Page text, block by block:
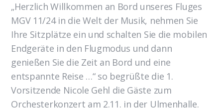
„Herzlich Willkommen an Bord unseres Fluges
MGV 11/24 in die Welt der Musik, nehmen Sie
Ihre Sitzplätze ein und schalten Sie die mobilen
Endgeräte in den Flugmodus und dann
genießen Sie die Zeit an Bord und eine
entspannte Reise …“ so begrüßte die 1.
Vorsitzende Nicole Gehl die Gäste zum
Orchesterkonzert am 2.11. in der Ulmenhalle.